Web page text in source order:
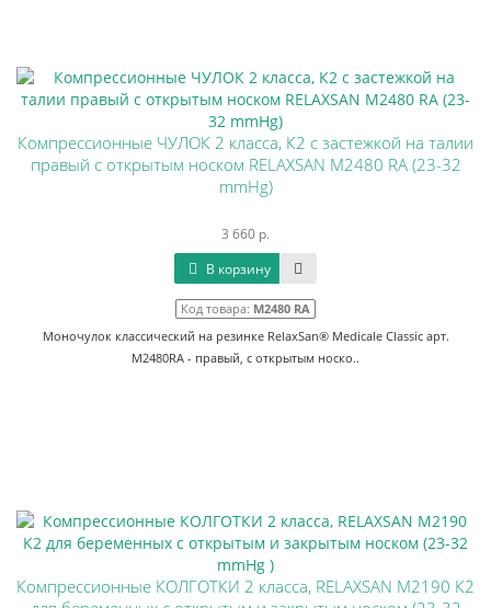
Компрессионные ЧУЛОК 2 класса, К2 с застежкой на талии
правый с открытым носком RELAXSAN M2480 RA (23-32
mmHg)
3 660 р.
В корзину
Код товара: M2480 RA
Моночулок классический на резинке RelaxSan® Medicale Classic арт.
M2480RA - правый, с открытым носко..
Компрессионные КОЛГОТКИ 2 класса, RELAXSAN М2190 К2